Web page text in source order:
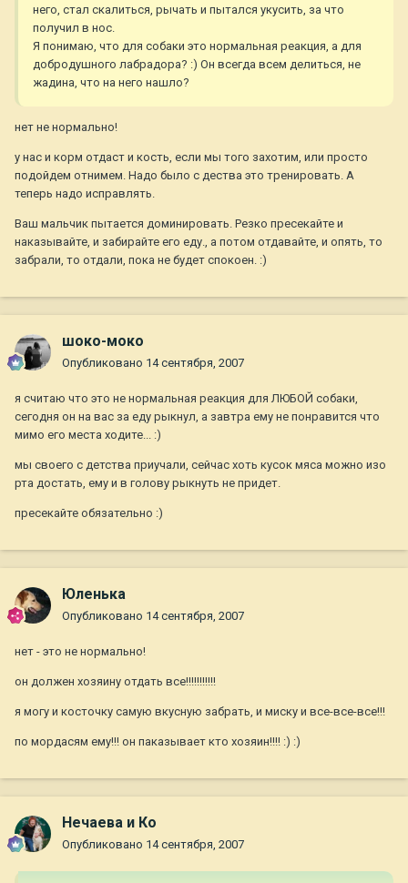
него, стал скалиться, рычать и пытался укусить, за что
получил в нос.
Я понимаю, что для собаки это нормальная реакция, а для
добродушного лабрадора? :) Он всегда всем делиться, не
жадина, что на него нашло?
нет не нормально!
у нас и корм отдаст и кость, если мы того захотим, или просто
подойдем отнимем. Надо было с дества это тренировать. А
теперь надо исправлять.
Ваш мальчик пытается доминировать. Резко пресекайте и
наказывайте, и забирайте его еду., а потом отдавайте, и опять, то
забрали, то отдали, пока не будет спокоен. :)
шоко-моко
Опубликовано 14 сентября, 2007
я считаю что это не нормальная реакция для ЛЮБОЙ собаки,
сегодня он на вас за еду рыкнул, а завтра ему не понравится что
мимо его места ходите... :)
мы своего с детства приучали, сейчас хоть кусок мяса можно изо
рта достать, ему и в голову рыкнуть не придет.
пресекайте обязательно :)
Юленька
Опубликовано 14 сентября, 2007
нет - это не нормально!
он должен хозяину отдать все!!!!!!!!!!!
я могу и косточку самую вкусную забрать, и миску и все-все-все!!!
по мордасям ему!!! он паказывает кто хозяин!!!! :) :)
Нечаева и Ко
Опубликовано 14 сентября, 2007